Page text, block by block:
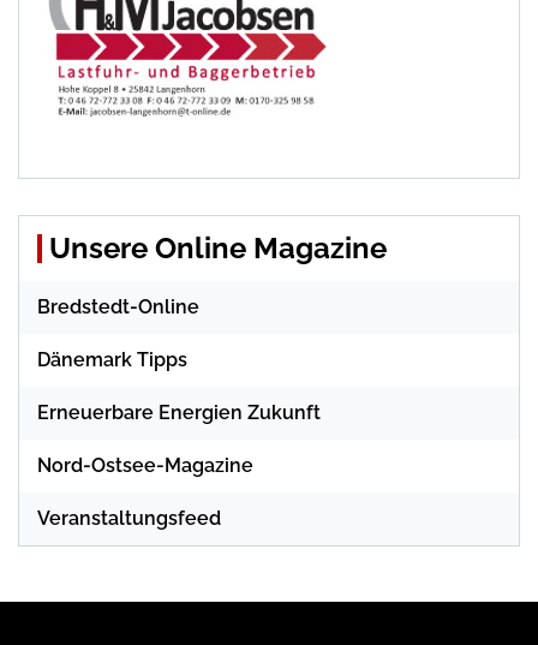
Unsere Online Magazine
Bredstedt-Online
Dänemark Tipps
Erneuerbare Energien Zukunft
Nord-Ostsee-Magazine
Veranstaltungsfeed